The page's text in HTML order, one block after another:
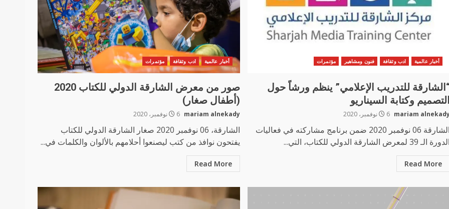
أخبار عالمية ادب وثقافة فنون ومشاهير مؤتمرات
للتدريب الإعلامي” ينظم ورشاً حول
التصميم وكتابة السيناريو
mariam 6 نوفمبر، 2020
الشارقة 06 نوفمبر 2020 ضمن برنامج مشاركته في فعاليات
الدورة الـ 39 لمعرض الشارقة الدولي للكتاب، التي...
Read More
أخبار عالمية ادب وثقافة مؤتمرات
صور من معرض الشارقة الدولي للكتاب 2020
(أطفال صغار)
mariam alnekady 6 نوفمبر، 2020
الشارقة، 06 نوفمبر 2020 صغار الشارقة الدولي للكتاب
يفتحون نوافذ من كتب ليصنعوا أحلامهم بالألوان والكلمات في...
Read More